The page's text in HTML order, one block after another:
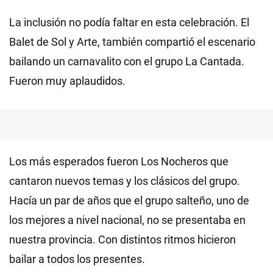
La inclusión no podía faltar en esta celebración. El
Balet de Sol y Arte, también compartió el escenario
bailando un carnavalito con el grupo La Cantada.
Fueron muy aplaudidos.
Los más esperados fueron Los Nocheros que
cantaron nuevos temas y los clásicos del grupo.
Hacía un par de años que el grupo salteño, uno de
los mejores a nivel nacional, no se presentaba en
nuestra provincia. Con distintos ritmos hicieron
bailar a todos los presentes.